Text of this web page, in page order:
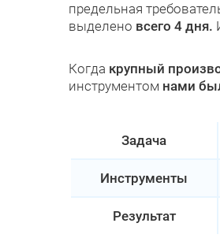
предельная
выделено всего 4 дня.
Когда крупный
инструментом нами
Задача
Инструменты
Результат